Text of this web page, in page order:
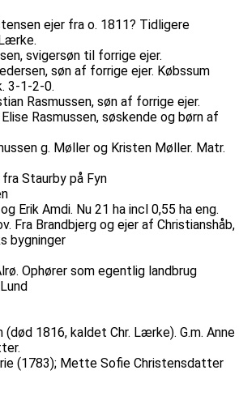
ejer fra o. 1811? Tidligere
svigersøn til forrige ejer.
søn af forrige ejer. Købssum
3-1-2-0.
Rasmussen, søn af forrige ejer.
Rasmussen, søskende og børn af
g. Møller og Kristen Møller. Matr.
Staurby på Fyn
Erik Amdi. Nu 21 ha incl 0,55 ha eng.
Fra Brandbjerg og ejer af Christianshåb,
bygninger
Ophører som egentlig landbrug
(død 1816, kaldet Chr. Lærke). G.m. Anne
(1783); Mette Sofie Christensdatter